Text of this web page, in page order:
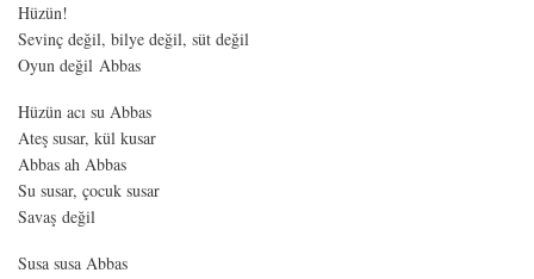
Hüzün!
Sevinç değil, bilye değil, süt değil
Oyun değil Abbas
Hüzün acı su Abbas
Ateş susar, kül kusar
Abbas ah Abbas
Su susar, çocuk susar
Savaş değil
Susa susa Abbas